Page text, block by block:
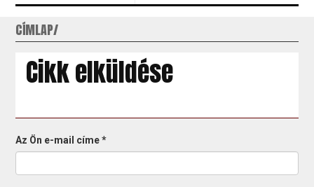
CÍMLAP
Cikk elküldése
Az Ön e-mail címe*